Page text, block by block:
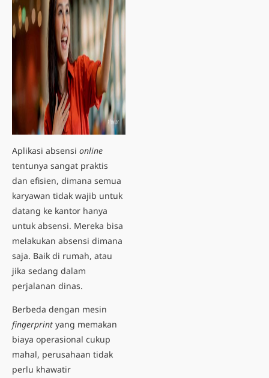
Aplikasi absensi online
tentunya sangat praktis
dan efisien, dimana semua
karyawan tidak wajib untuk
datang ke kantor hanya
untuk absensi. Mereka bisa
melakukan absensi dimana
saja. Baik di rumah, atau
jika sedang dalam
perjalanan dinas.
Berbeda dengan mesin
fingerprint yang memakan
biaya operasional cukup
mahal, perusahaan tidak
perlu khawatir